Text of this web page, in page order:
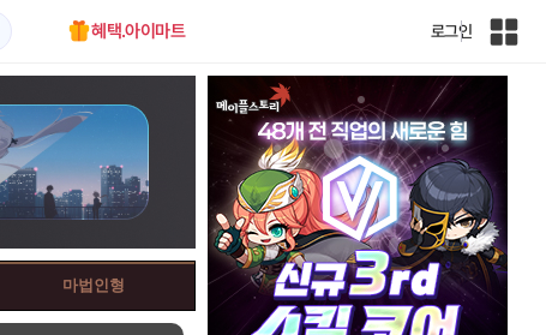
혜택.아이마트 로그인
인
마법인형